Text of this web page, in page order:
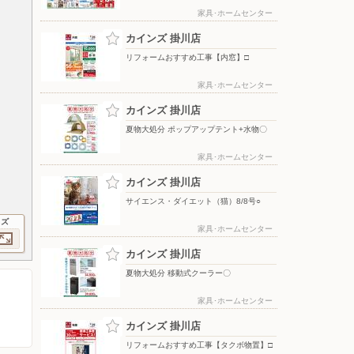
家具･ホームセンター
カインズ 掛川店
リフォームおすすめ工事【内窓】□
家具･ホームセンター
カインズ 掛川店
夏物大処分 ポップアップテント+水物〇
家具･ホームセンター
カインズ 掛川店
サイエンス・ダイエット（猫）8/8号○
家具･ホームセンター
カインズ 掛川店
夏物大処分 移動式クーラー〇
家具･ホームセンター
カインズ 掛川店
リフォームおすすめ工事【タクボ物置】□